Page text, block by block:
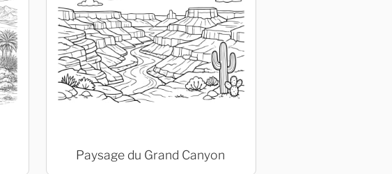
Paysage du Grand Canyon